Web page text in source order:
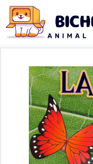
Saltar
al
contenido